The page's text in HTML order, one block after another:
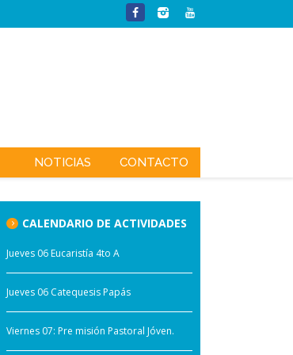
NOTICIAS CONTACTO
CALENDARIO DE ACTIVIDADES
Jueves 06 Eucaristía 4to A
Jueves 06 Catequesis Papás
Viernes 07: Pre misión Pastoral Jóven.